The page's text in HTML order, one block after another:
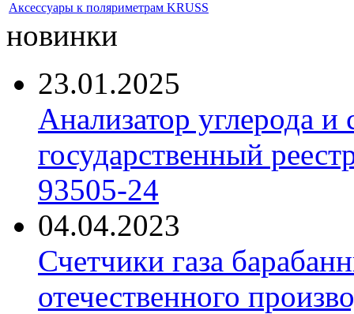
Аксессуары к поляриметрам KRUSS
новинки
23.01.2025
Анализатор углерода
государственный
93505-24
04.04.2023
Счетчики газа
отечественного